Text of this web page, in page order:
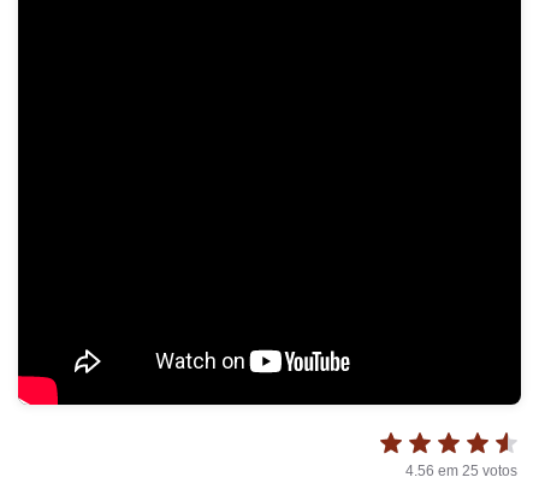
4.56 em 25 votos